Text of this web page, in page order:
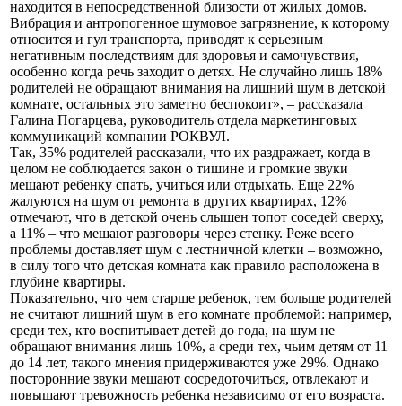
находится в непосредственной близости от жилых домов.
Вибрация и антропогенное шумовое загрязнение, к которому
относится и гул транспорта, приводят к серьезным
негативным последствиям для здоровья и самочувствия,
особенно когда речь заходит о детях. Не случайно лишь 18%
родителей не обращают внимания на лишний шум в детской
комнате, остальных это заметно беспокоит», – рассказала
Галина Погарцева, руководитель отдела маркетинговых
коммуникаций компании РОКВУЛ.
Так, 35% родителей рассказали, что их раздражает, когда в
целом не соблюдается закон о тишине и громкие звуки
мешают ребенку спать, учиться или отдыхать. Еще 22%
жалуются на шум от ремонта в других квартирах, 12%
отмечают, что в детской очень слышен топот соседей сверху,
а 11% – что мешают разговоры через стенку. Реже всего
проблемы доставляет шум с лестничной клетки – возможно,
в силу того что детская комната как правило расположена в
глубине квартиры.
Показательно, что чем старше ребенок, тем больше родителей
не считают лишний шум в его комнате проблемой: например,
среди тех, кто воспитывает детей до года, на шум не
обращают внимания лишь 10%, а среди тех, чьим детям от 11
до 14 лет, такого мнения придерживаются уже 29%. Однако
посторонние звуки мешают сосредоточиться, отвлекают и
повышают тревожность ребенка независимо от его возраста.